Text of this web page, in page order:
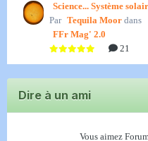
Science... Système
Par Tequila Moor dans
FFr Mag' 2.0
21
Dire à un ami
Vous aimez